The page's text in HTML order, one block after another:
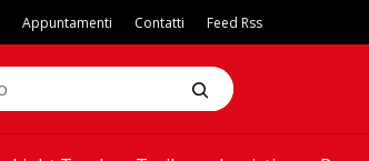
Appuntamenti Contatti Feed Rss